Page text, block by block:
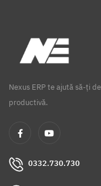
Nexus ERP te ajută să-ți
productivă.
0332.730.730